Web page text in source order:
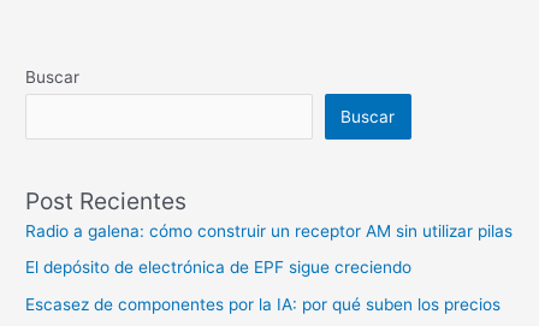
Buscar
Buscar
Post Recientes
Radio a galena: cómo construir un receptor AM sin utilizar pilas
El depósito de electrónica de EPF sigue creciendo
Escasez de componentes por la IA: por qué suben los precios